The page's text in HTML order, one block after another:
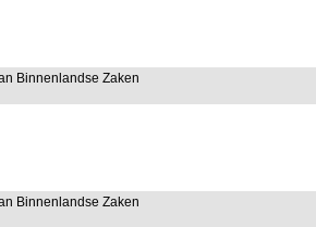
Binnenlandse Zaken
Binnenlandse Zaken